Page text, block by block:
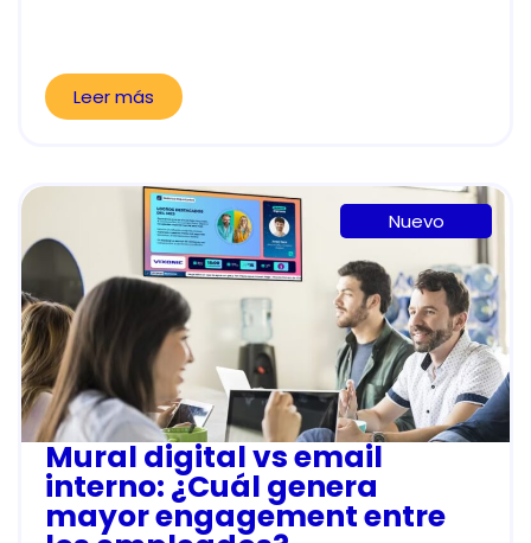
Leer más
Nuevo
Mural digital vs email
interno: ¿Cuál genera
mayor engagement entre